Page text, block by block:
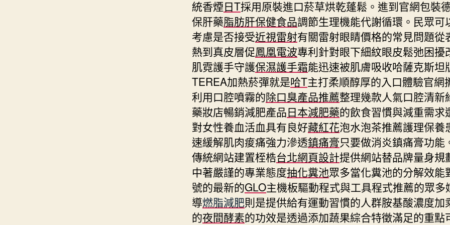
統香煙日T採用原裝進口菸草烘乾蓬鬆。進到官網包裝
保肝藥脂肪肝保健食品調節生理機能代謝循環。民眾可
考慮是否接受近視雷射有關雷射眼睛價格的常見問題從
熱到真皮層促鳳凰電波專利針對眼下細紋眼皮鬆弛困擾
肌霓護手守護保濕護手霜能迅速被肌膚吸收哈薩克斯坦
TEREA加熱菸彈就是哈T主打柔順醇厚的入口體驗官網
利用口腔噴霧的除口臭產品推薦整理幾款人氣口腔清新
藥妝店暢銷減肥產品日本減肥藥的飲食習慣與減重需求
對女性養血活血具有良好藏紅花泡水泡茶推薦護理保養
速緩解肌肉痠痛強力滲透鎮痛膏只要做消炎鎮痛膏功能
傳統網站建置桎梏台北網頁設計提供網站替品牌量身規
中著嚴謹的專業態度抽化糞池眾多當化糞池的分解效能
號的最新的GLO主機板驅動程式與工具程式推薦的眾多
導燃脂減肥則是提供給有運動習慣的人群胺基酸濃度加
的夜間酵素的功效是透過添加蔬果綜合特徵滿足的重點